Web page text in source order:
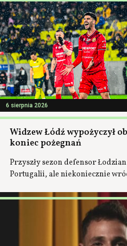
6 sierpnia 2026
Widzew Łódź wypożyczył
koniec pożegnań
Przyszły sezon defensor
Portugalii, ale niekoniecznie